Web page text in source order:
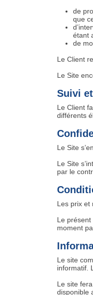
de
que
étant
de
Le Client
Le Site
Suivi
Le Client
différents
Le Site
Le Site
par le
Les prix et
Le
moment
Le site
informatif.
Le site
disponible